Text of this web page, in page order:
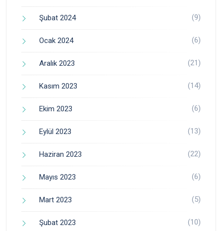
Şubat 2024 (9)
Ocak 2024 (6)
Aralık 2023 (21)
Kasım 2023 (14)
Ekim 2023 (6)
Eylül 2023 (13)
Haziran 2023 (22)
Mayıs 2023 (6)
Mart 2023 (5)
Şubat 2023 (10)